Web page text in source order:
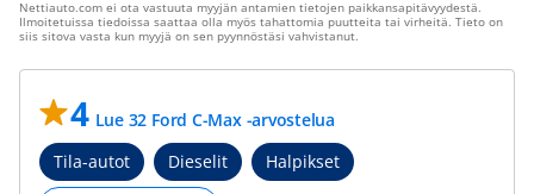
Nettiauto.com ei ota vastuuta myyjän antamien tietojen paikkansapitävyydestä.
Ilmoitetuissa tiedoissa saattaa olla myös tahattomia puutteita tai virheitä. Tieto on
siis sitova vasta kun myyjä on sen pyynnöstäsi vahvistanut.
4 Lue 32 Ford C-Max -arvostelua
Tila-autot
Dieselit Halpikset